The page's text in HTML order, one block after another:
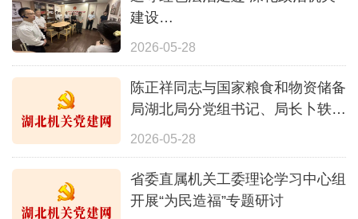
建设
——省直机关党建协作一区开
动
2026-05-28
陈正祥同志与国家粮食和物资储备
局湖北局分党组书记、局长卜轶彪
座谈
2026-05-28
省委直属机关工委理论学习中心组
开展“为民造福”专题研讨